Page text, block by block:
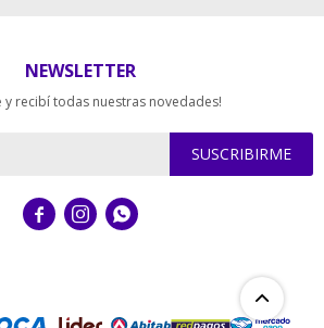
NEWSLETTER
y recibí todas nuestras novedades!
SUSCRIBIRME
  